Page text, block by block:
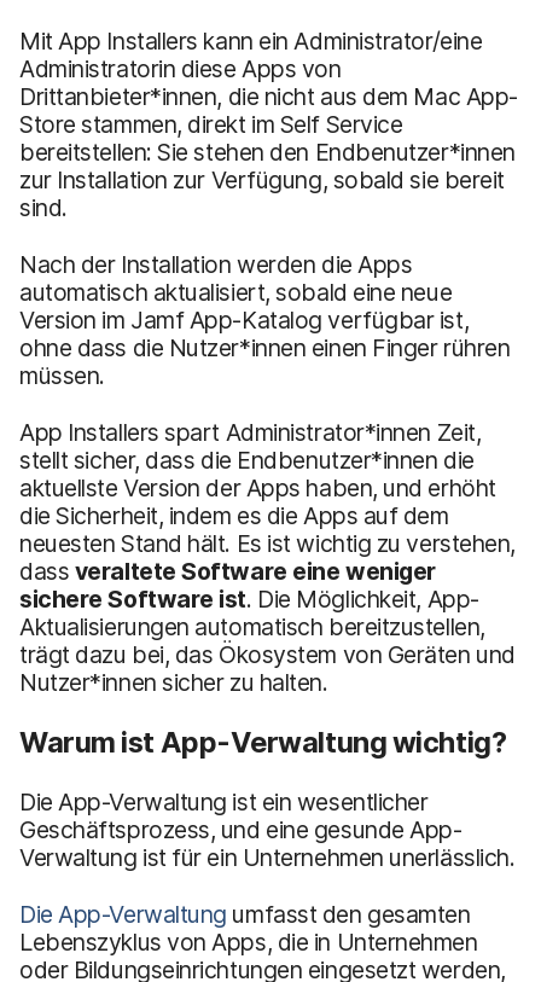
Mit App Installers kann ein Administrator/eine
Administratorin diese Apps von
Drittanbieter*innen, die nicht aus dem Mac App-
Store stammen, direkt im Self Service
bereitstellen: Sie stehen den Endbenutzer*innen
zur Installation zur Verfügung, sobald sie bereit
sind.
Nach der Installation werden die Apps
automatisch aktualisiert, sobald eine neue
Version im Jamf App-Katalog verfügbar ist,
ohne dass die Nutzer*innen einen Finger rühren
müssen.
App Installers spart Administrator*innen Zeit,
stellt sicher, dass die Endbenutzer*innen die
aktuellste Version der Apps haben, und erhöht
die Sicherheit, indem es die Apps auf dem
neuesten Stand hält. Es ist wichtig zu verstehen,
dass veraltete Software eine weniger
sichere Software ist. Die Möglichkeit, App-
Aktualisierungen automatisch bereitzustellen,
trägt dazu bei, das Ökosystem von Geräten und
Nutzer*innen sicher zu halten.
Warum ist App-Verwaltung wichtig?
Die App-Verwaltung ist ein wesentlicher
Geschäftsprozess, und eine gesunde App-
Verwaltung ist für ein Unternehmen unerlässlich.
Die App-Verwaltung umfasst den gesamten
Lebenszyklus von Apps, die in Unternehmen
oder Bildungseinrichtungen eingesetzt werden,